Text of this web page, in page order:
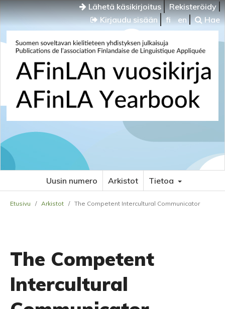
Lähetä käsikirjoitus
Rekisteröidy
Kirjaudu sisään
fi en Hae
Uusin numero Arkistot Tietoa
Etusivu / Arkistot / The Competent Intercultural Communicator
The Competent
Intercultural